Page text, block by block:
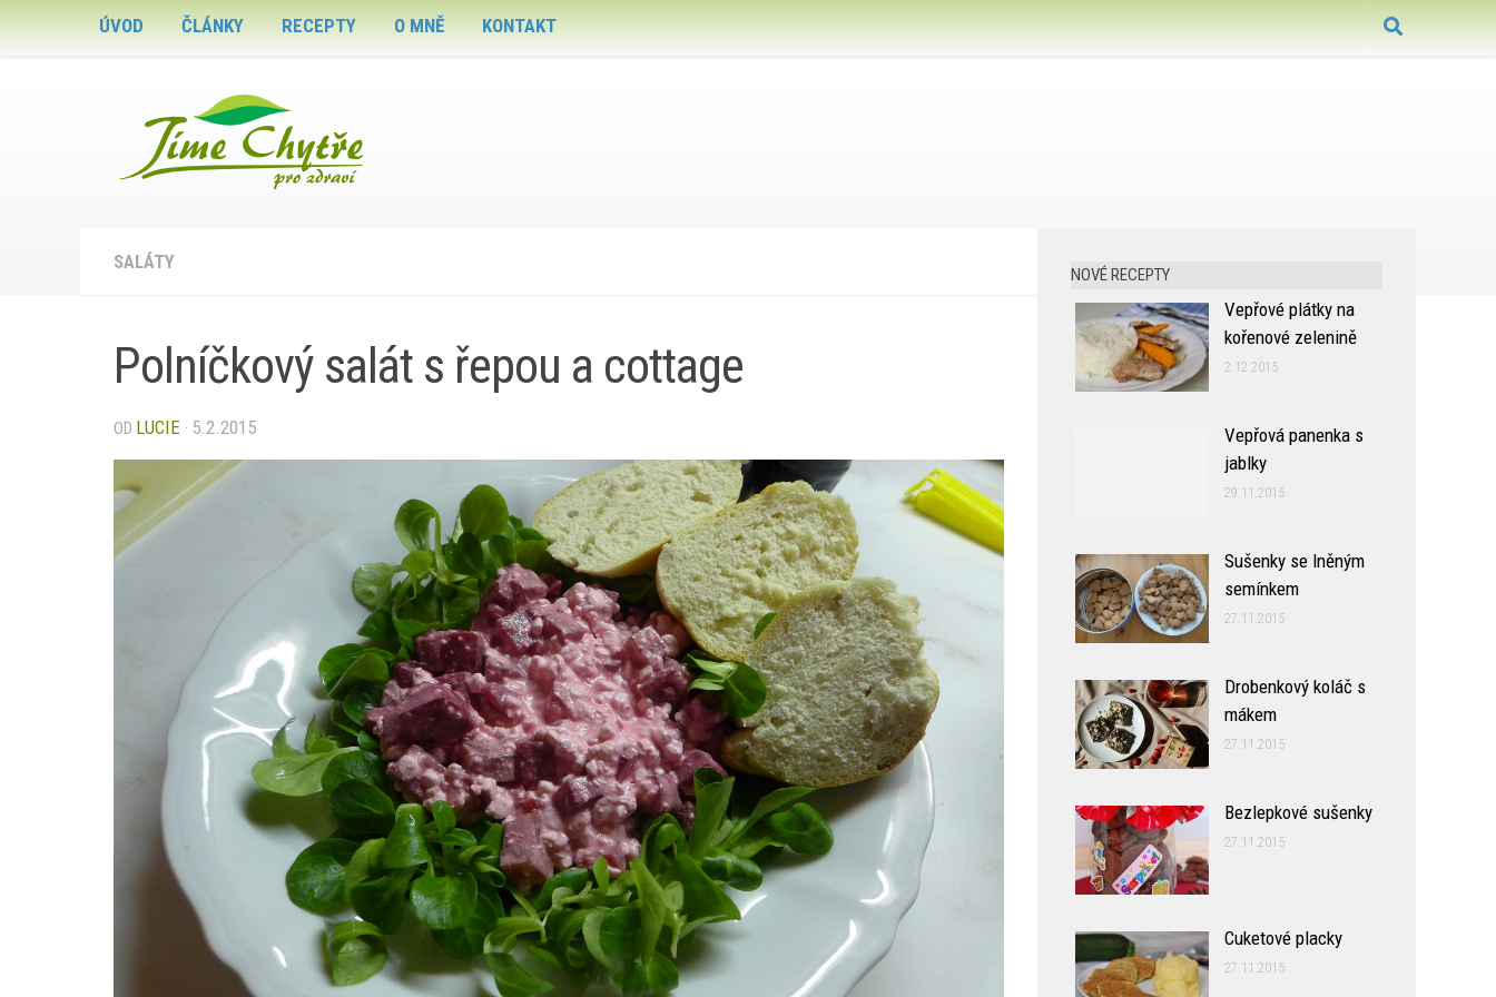
Skip to content
ÚVOD ČLÁNKY RECEPTY O MNĚ KONTAKT
SALÁTY
Polníčkový salát s řepou a cottage
OD LUCIE · 5.2.2015
NOVÉ RECEPTY
Vepřové plátky na
kořenové zelenině
2.12.2015
Vepřová panenka s
jablky
29.11.2015
Sušenky se lněným
semínkem
27.11.2015
Drobenkový koláč s
mákem
27.11.2015
Bezlepkové sušenky
27.11.2015
Cuketové placky
27.11.2015